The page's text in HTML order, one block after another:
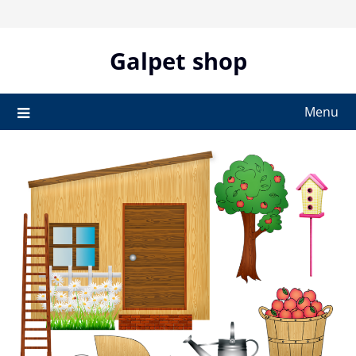
Galpet shop
Menu